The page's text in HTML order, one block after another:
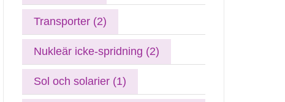
Transporter (2)
Nukleär icke-spridning (2)
Sol och solarier (1)